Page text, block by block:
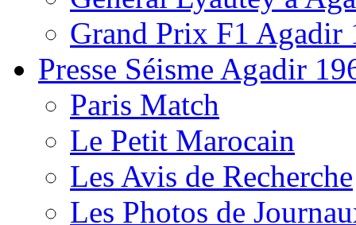
Grand Prix F1 Agadir
Presse Séisme Agadir
Paris Match
Le Petit Marocain
Les Avis de Recherche
Les Photos de